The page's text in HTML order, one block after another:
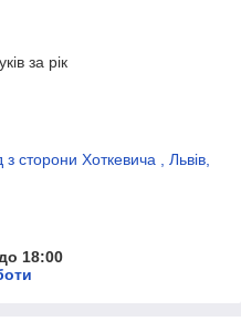
за рік
сторони Хоткевича , Львів,
18:00